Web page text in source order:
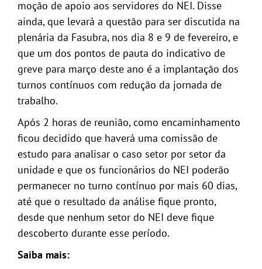
moção de apoio aos servidores do NEI. Disse
ainda, que levará a questão para ser discutida na
plenária da Fasubra, nos dia 8 e 9 de fevereiro, e
que um dos pontos de pauta do indicativo de
greve para março deste ano é a implantação dos
turnos contínuos com redução da jornada de
trabalho.
Após 2 horas de reunião, como encaminhamento
ficou decidido que haverá uma comissão de
estudo para analisar o caso setor por setor da
unidade e que os funcionários do NEI poderão
permanecer no turno contínuo por mais 60 dias,
até que o resultado da análise fique pronto,
desde que nenhum setor do NEI deve fique
descoberto durante esse período.
Saiba mais: